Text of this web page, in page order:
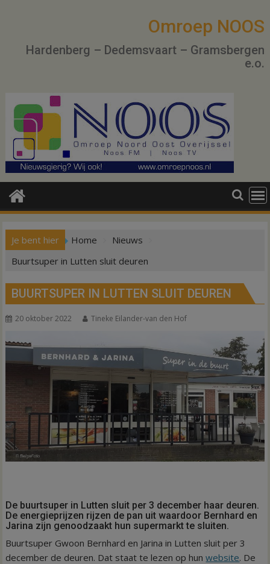
Omroep NOOS
Hardenberg – Dedemsvaart – Gramsbergen
e.o.
Je bent hier Home
Nieuws
Buurtsuper in Lutten sluit deuren
BUURTSUPER IN LUTTEN SLUIT DEUREN
20 oktober 2022 Tineke Eilander-van den Hof
De buurtsuper in Lutten sluit per 3 december haar deuren.
De energieprijzen rijzen de pan uit waardoor Bernhard en
Jarina zijn genoodzaakt hun supermarkt te sluiten.
Buurtsuper Gwoon Bernhard en Jarina in Lutten sluit per 3
december de deuren. Dat staat te lezen op hunwebsite. De